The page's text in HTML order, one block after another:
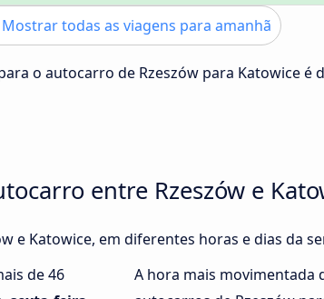
Mostrar todas as viagens para amanhã
o autocarro de Rzeszów para Katowice é
entre Rzeszów e
e Katowice, em diferentes horas e dias da
de 46
A hora mais movimentada